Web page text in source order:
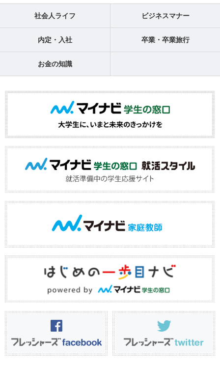
社会人ライフ ビジネスマナー
内定・入社 卒業・卒業旅行
お金の知識